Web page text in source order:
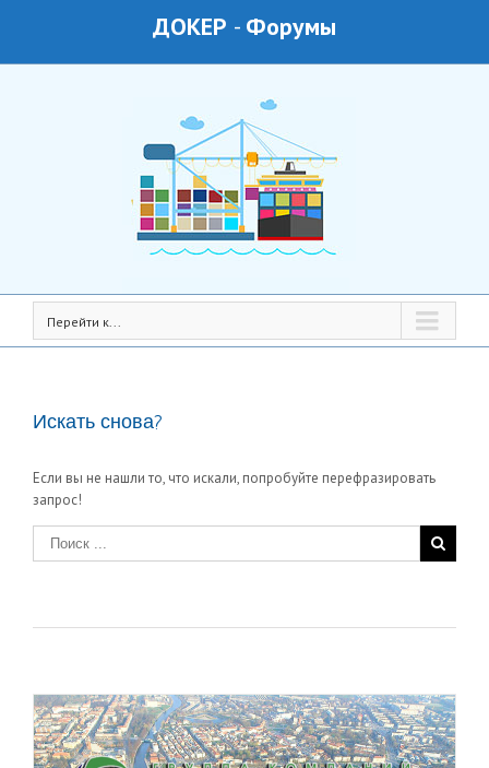
ДОКЕР - Форумы
Перейти к...
Искать снова?
Если вы не нашли то, что искали, попробуйте перефразировать
запрос!